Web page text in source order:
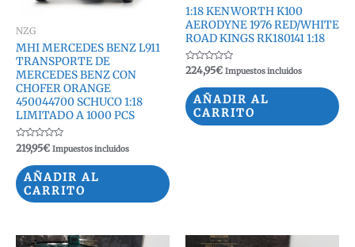
NZG
MHI MERCEDES BENZ L911
TRANSPORTE DE
MERCEDES BENZ CON
CHOFER ORANGE
450044700 SCHUCO 1:18
LIMITADO A 1000 PCS
Valorado
con
de
5
219,95€ Impuestos incluidos
AÑADIR AL
CARRITO
1:18 KENWORTH K100
AERODYNE 1976 RED/WHITE
ROAD KINGS RK180141 1:18
Valorado
de
5
224,95€ Impuestos incluidos
AÑADIR AL
CARRITO